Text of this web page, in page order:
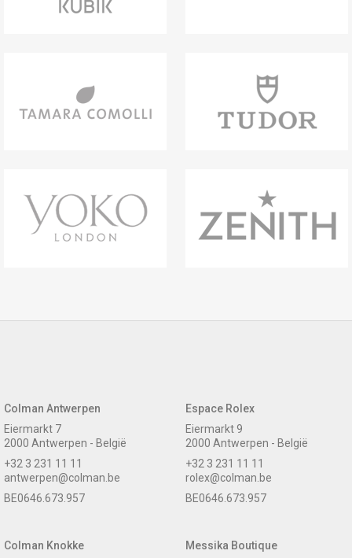
Colman Antwerpen
Eiermarkt 7
2000 Antwerpen - België
+32 3 231 11 11
antwerpen@colman.be
BE0646.673.957
Espace Rolex
Eiermarkt 9
2000 Antwerpen - België
+32 3 231 11 11
rolex@colman.be
BE0646.673.957
Colman Knokke
Messika Boutique